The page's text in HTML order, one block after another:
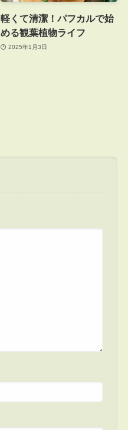
軽くて清潔！パフカルで始
める観葉植物ライフ
2025年1月3日